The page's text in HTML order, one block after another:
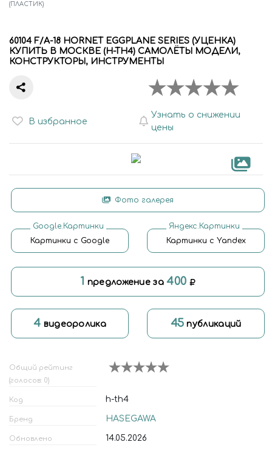
(ПЛАСТИК)
60104 F/A-18 HORNET EGGPLANE SERIES (УЦЕНКА)
КУПИТЬ В МОСКВЕ (H-TH4) САМОЛЁТЫ МОДЕЛИ,
КОНСТРУКТОРЫ, ИНСТРУМЕНТЫ
В избранное
Узнать о снижении
цены
Фото галерея
Google.Картинки
Картинки с Google
Яндекс.Картинки
Картинки с Yandex
1 предложение за400
4 видеоролика 45 публикаций
Общий рейтинг
(голосов: 0)
Код h-th4
Бренд HASEGAWA
Обновлено 14.05.2026